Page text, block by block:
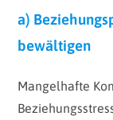
a)
bewältigen
Mangelhafte